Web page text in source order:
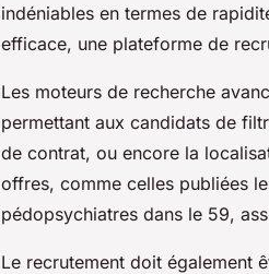
indéniables en termes de
efficace, une plateforme de
Les moteurs de recherche
permettant aux candidats de
de contrat, ou encore la
offres, comme celles publiées le
pédopsychiatres dans le 59,
Le recrutement doit également